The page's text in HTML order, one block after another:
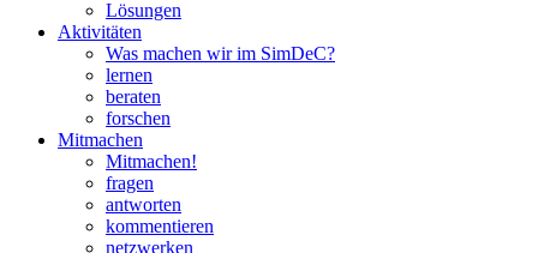
Lösungen
Aktivitäten
Was machen wir im SimDeC?
lernen
beraten
forschen
Mitmachen
Mitmachen!
fragen
antworten
kommentieren
netzwerken